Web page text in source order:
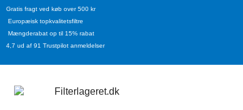
Gratis fragt ved køb over 500 kr
Europæisk topkvalitetsfiltre
Mængderabat op til 15% rabat
4,7 ud af 91 Trustpilot anmeldelser